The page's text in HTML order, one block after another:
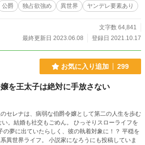
公爵 独占欲強め 異世界 ヤンデレ要素あり
文字数 64,841
最終更新日 2023.06.08
登録日 2021.10.17
お気に入り追加 299
を王太子は絶対に手放さない
セレナは、病弱な伯爵令嬢として第二の人生を歩む
。結婚も社交もごめん。 ひっそりスローライフを
に出ていたらしく、彼の執着対象に！？ 平穏を
家になろうにも投稿していま